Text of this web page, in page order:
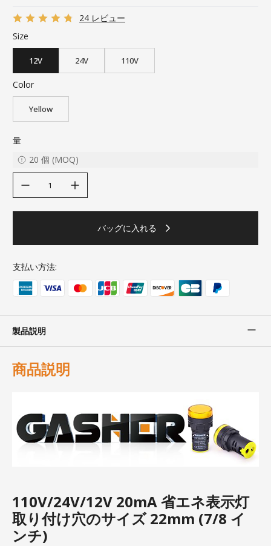
24 レビュー
Size
12V 24V 110V
Color
Yellow
量
20 個 (MOQ)
バッグに入れる
支払い方法:
製品説明
商品説明
110V/24V/12V 20mA 省エネ表示灯
取り付け穴のサイズ 22mm (7/8 イ
ンチ)